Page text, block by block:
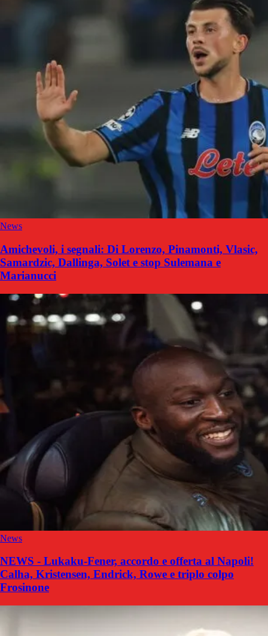
News
Amichevoli, i segnali: Di Lorenzo, Pinamonti, Vlasic,
Samardzic, Dallinga, Solet e stop Sulemana e
Marianucci
News
NEWS - Lukaku-Fener, accordo e offerta al Napoli!
Calha, Kristensen, Endrick, Rowe e triplo colpo
Frosinone